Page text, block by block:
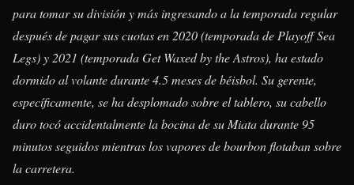
para tomar su división y más ingresando a la temporada regular
después de pagar sus cuotas en 2020 (temporada de Playoff Sea
Legs) y 2021 (temporada Get Waxed by the Astros), ha estado
dormido al volante durante 4.5 meses de béisbol. Su gerente,
específicamente, se ha desplomado sobre el tablero, su cabello
duro tocó accidentalmente la bocina de su Miata durante 95
minutos seguidos mientras los vapores de bourbon flotaban sobre
la carretera.